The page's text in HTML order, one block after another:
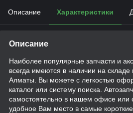
Описание Характеристики
Описание
Наиболее популярные запчасти и
всегда имеются в наличии на
Алматы. Вы можете с легкостью
каталог или систему поиска.
самостоятельно в нашем офисе или
удобное Вам место в самые